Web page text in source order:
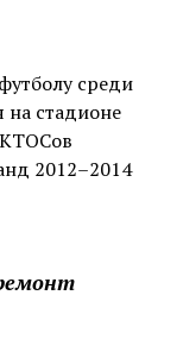
среди
на стадионе
КТОСов
2012–2014